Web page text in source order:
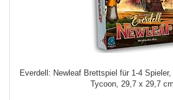
Everdell: Newleaf Brettspiel für 1-4
Tycoon, 29,7 x 29,7